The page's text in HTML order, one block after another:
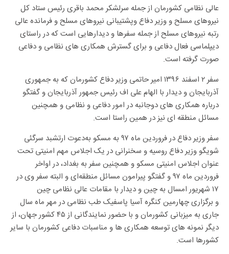
عالی نظامی کشورمان از جمله سرلشکر محمد باقری رئیس ستاد کل
نیروهای مسلح و وزیر دفاع وپشتیبانی نیروهای مسلح و فرمانده عالی
رتبه نیروهای مسلح از جمله سفرها و دیدارهایی است که در راستای
دیپلماسی فعال دفاعی و برای گسترش همکاری های نظامی و دفاعی
صورت گرفته است.
سفر ۲ اسفند ۱۳۹۶ امیر حاتمی وزیر دفاع کشورمان که به جمهوری
آذربایجان و دیدار با الهام علی اف رئیس جمهور آذربایجان و گفتگو
درباره همکاری های دوجانبه در امور دفاعی و نظامی و همچنین
مسائل منطقه ای نیز در همین راستا است.
سفر وزیر دفاع در فروردین ماه ۹۷ به مسکو به‌دعوت ارتشبد سرگئی
شویگو وزیر دفاع روسیه و سخنرانی در یک اجلاس مهم امنیتی تحت
عنوان اجلاس امنیتی مسکو و همچنین سفر به بغداد، در اواخر
فروردین ماه ۹۷ و گفتگو پیرامون مسائل منطقه‌ای و البته سفر وی در
۱۷ شهریور امسال به چین و دیدار با مقامات عالی نظامی چین
و برگزاری چهارمین کنگره آسیا پاسفیک طب نظامی در مهر ماه سال
جاری به میزبانی کشورمان و با حضور نمایندگانی از ۴۵ کشور جهان، از
دیگر نمونه های توسعه همکاری ها و مناسبات دفاعی کشورمان با سایر
کشورها است.